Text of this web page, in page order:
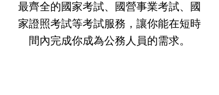
最齊全的國家考試、國營事業考試、國
家證照考試等考試服務，讓你能在短時
間內完成你成為公務人員的需求。